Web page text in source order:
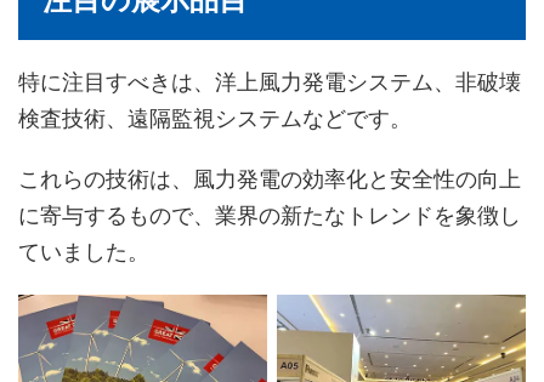
特に注目すべきは、洋上風力発電システム、非破壊
検査技術、遠隔監視システムなどです。
これらの技術は、風力発電の効率化と安全性の向上
に寄与するもので、業界の新たなトレンドを象徴し
ていました。